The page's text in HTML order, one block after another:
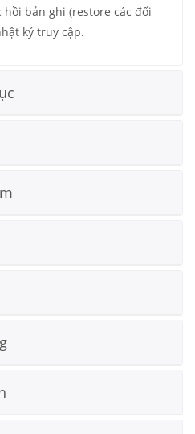
bản ghi (restore các đối
ký truy cập.